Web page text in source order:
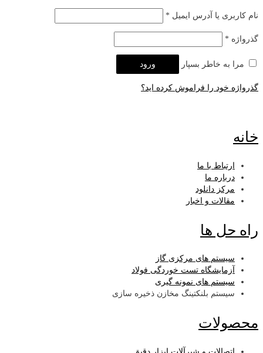
نام کاربری یا آدرس ایمیل *
گذرواژه *
مرا به خاطر بسپار ورود
گذرواژه خود را فراموش کرده اید؟
خانه
ارتباط با ما
درباره ما
مرکز دانلود
مقالات و اخبار
راه حل ها
سیستم های مرکزی گاز
آزمایشگاه تست خوردگی فولاد
سیستم های نمونه گیری
سیستم بلنکتینگ مخازن ذخیره سازی
محصولات